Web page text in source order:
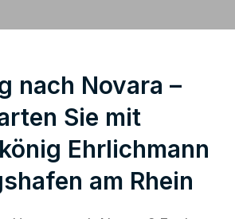
nach Novara –
Sie mit
Ehrlichmann
am Rhein